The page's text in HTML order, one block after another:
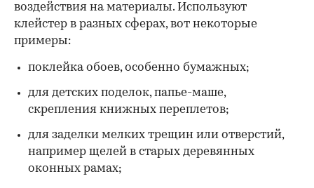
00:00 / 00:00
воздействия на материалы. Используют
клейстер в разных сферах, вот некоторые
примеры:
поклейка обоев, особенно бумажных;
для детских поделок, папье-маше,
скрепления книжных переплетов;
для заделки мелких трещин или отверстий,
например щелей в старых деревянных
оконных рамах;